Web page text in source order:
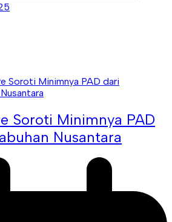
Soroti Minimnya PAD
Nusantara